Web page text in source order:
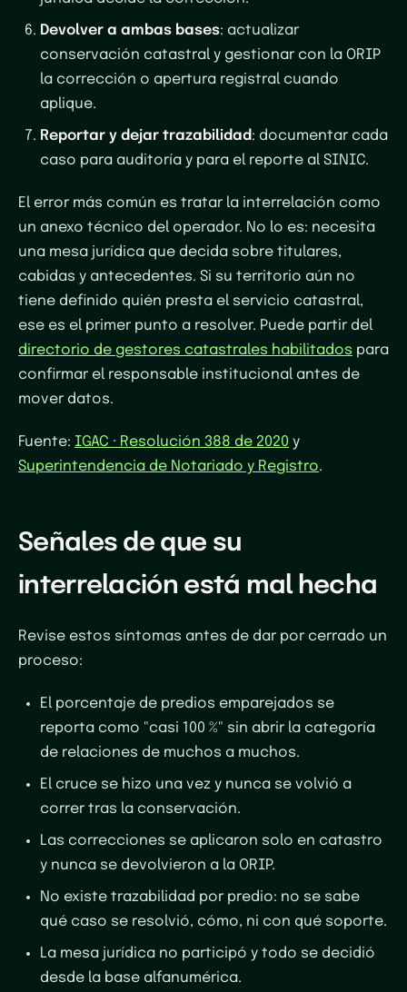
Devolver a ambas bases: actualizar
conservación catastral y gestionar con la ORIP
la corrección o apertura registral cuando
aplique.
Reportar y dejar trazabilidad: documentar cada
caso para auditoría y para el reporte al SINIC.
El error más común es tratar la interrelación como
un anexo técnico del operador. No lo es: necesita
una mesa jurídica que decida sobre titulares,
cabidas y antecedentes. Si su territorio aún no
tiene definido quién presta el servicio catastral,
ese es el primer punto a resolver. Puede partir del
directorio de gestores catastrales habilitados para
confirmar el responsable institucional antes de
mover datos.
Fuente: IGAC · Resolución 388 de 2020 y
Superintendencia de Notariado y Registro.
Señales de que su
interrelación está mal hecha
Revise estos síntomas antes de dar por cerrado un
proceso:
El porcentaje de predios emparejados se
reporta como "casi 100 %" sin abrir la categoría
de relaciones de muchos a muchos.
El cruce se hizo una vez y nunca se volvió a
correr tras la conservación.
Las correcciones se aplicaron solo en catastro
y nunca se devolvieron a la ORIP.
No existe trazabilidad por predio: no se sabe
qué caso se resolvió, cómo, ni con qué soporte.
La mesa jurídica no participó y todo se decidió
desde la base alfanumérica.